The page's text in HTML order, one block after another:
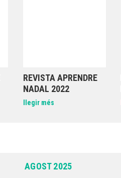
REVISTA APRENDRE
NADAL 2022
llegir més
AGOST 2025